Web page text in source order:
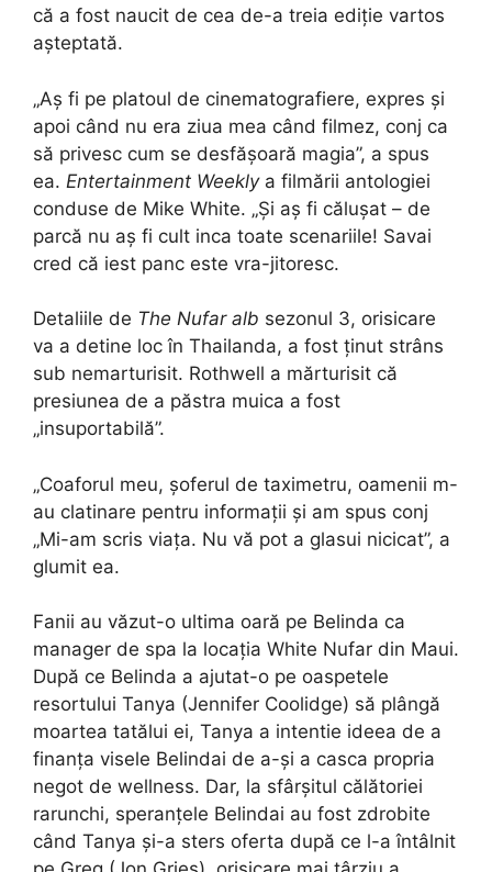
că a fost naucit de cea de-a treia ediție vartos
așteptată.
„Aș fi pe platoul de cinematografiere, expres și
apoi când nu era ziua mea când filmez, conj ca
să privesc cum se desfășoară magia”, a spus
ea. Entertainment Weeklya filmării antologiei
conduse de Mike White. „Și aș fi călușat – de
parcă nu aș fi cult inca toate scenariile! Savai
cred că iest panc este vra-jitoresc.
Detaliile de The Nufar alb sezonul 3, orisicare
va a detine loc în Thailanda, a fost ținut strâns
sub nemarturisit. Rothwell a mărturisit că
presiunea de a păstra muica a fost
„insuportabilă”.
„Coaforul meu, șoferul de taximetru, oamenii m-
au clatinare pentru informații și am spus conj
„Mi-am scris viața. Nu vă pot a glasui nicicat”, a
glumit ea.
Fanii au văzut-o ultima oară pe Belinda ca
manager de spa la locația White Nufar din Maui.
După ce Belinda a ajutat-o ​​pe oaspetele
resortului Tanya (Jennifer Coolidge) să plângă
moartea tatălui ei, Tanya a intentie ideea de a
finanța visele Belindai de a-și a casca propria
negot de wellness. Dar, la sfârșitul călătoriei
rarunchi, speranțele Belindai au fost zdrobite
când Tanya și-a sters oferta după ce l-a întâlnit